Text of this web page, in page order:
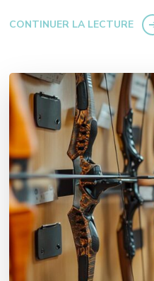
CONTINUER LA LECTURE